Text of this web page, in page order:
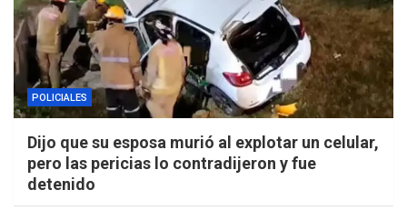
POLICIALES
Dijo que su esposa murió al explotar un celular,
pero las pericias lo contradijeron y fue
detenido